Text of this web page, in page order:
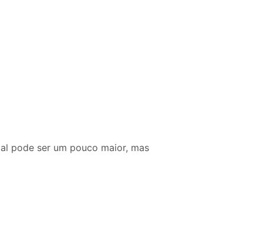
pode ser um pouco maior, mas